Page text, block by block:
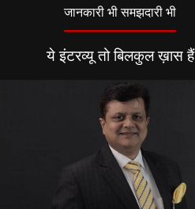
जानकारी भी समझदारी भी
ये इंटरव्यू तो बिलकुल ख़ास हैं